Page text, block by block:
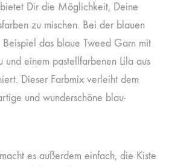
Dir die Möglichkeit, Deine
zu mischen. Bei der blauen
das blaue Tweed Garn mit
einem pastellfarbenen Lila aus
Dieser Farbmix verleiht dem
und wunderschöne blau-
es außerdem einfach, die Kiste